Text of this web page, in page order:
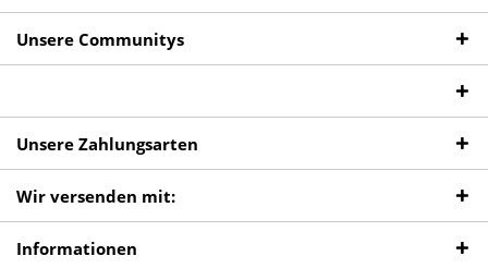
Unsere Communitys
Unsere Zahlungsarten
Wir versenden mit:
Informationen